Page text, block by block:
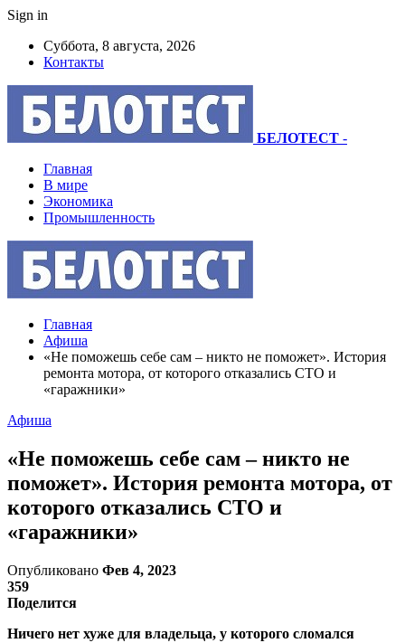
Sign in
Суббота, 8 августа, 2026
Контакты
БЕЛОТЕСТ -
Главная
В мире
Экономика
Промышленность
Главная
Афиша
«Не поможешь себе сам – никто не поможет». История
ремонта мотора, от которого отказались СТО и
«гаражники»
Афиша
«Не поможешь себе сам – никто не
поможет». История ремонта мотора, от
которого отказались СТО и
«гаражники»
Опубликовано Фев 4, 2023
359
Поделится
Ничего нет хуже для владельца, у которого сломался